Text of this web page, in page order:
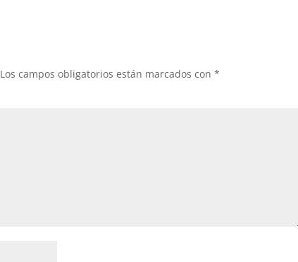
Los campos obligatorios están marcados con*